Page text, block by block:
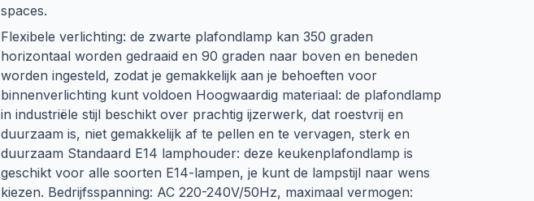
spaces.
Flexibele verlichting: de zwarte plafondlamp kan 350 graden
horizontaal worden gedraaid en 90 graden naar boven en beneden
worden ingesteld, zodat je gemakkelijk aan je behoeften voor
binnenverlichting kunt voldoen Hoogwaardig materiaal: de plafondlamp
in industriële stijl beschikt over prachtig ijzerwerk, dat roestvrij en
duurzaam is, niet gemakkelijk af te pellen en te vervagen, sterk en
duurzaam Standaard E14 lamphouder: deze keukenplafondlamp is
geschikt voor alle soorten E14-lampen, je kunt de lampstijl naar wens
kiezen. Bedrijfsspanning: AC 220-240V/50Hz, maximaal vermogen: